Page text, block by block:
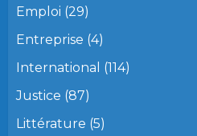
Emploi (29)
Entreprise (4)
International (114)
Justice (87)
Littérature (5)